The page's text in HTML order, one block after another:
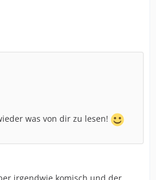
was von dir zu lesen!